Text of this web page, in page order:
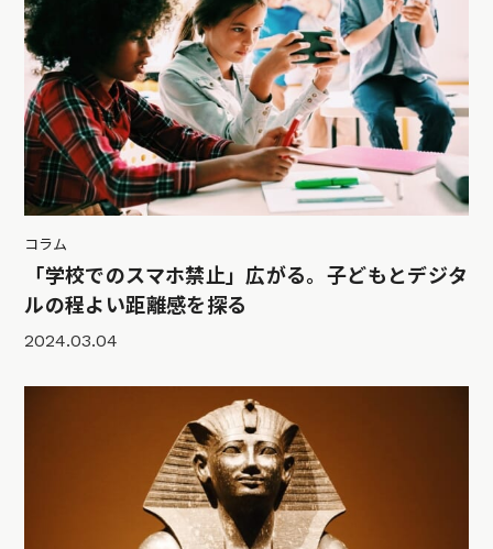
コラム
「学校でのスマホ禁止」広がる。子どもとデジタ
ルの程よい距離感を探る
2024.03.04